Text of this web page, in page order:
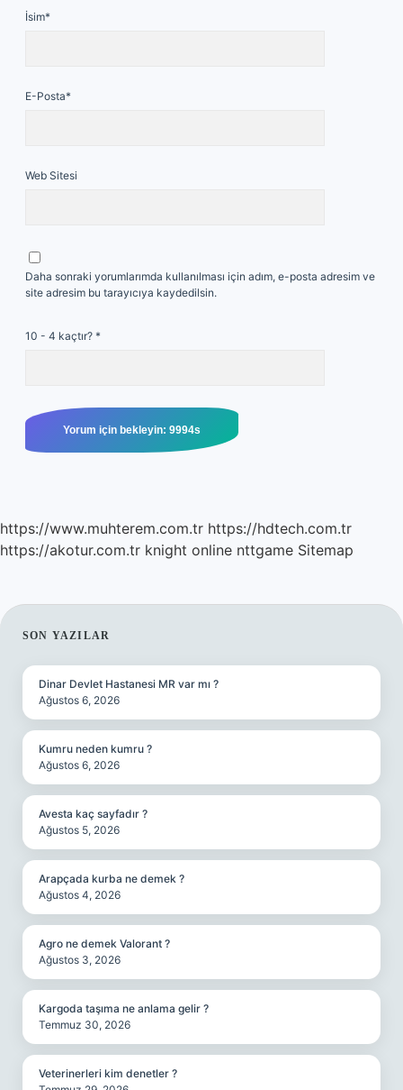
İsim*
E-Posta*
Web Sitesi
Daha sonraki yorumlarımda kullanılması için adım, e-posta adresim ve
site adresim bu tarayıcıya kaydedilsin.
10 - 4 kaçtır? *
https://www.muhterem.com.tr https://hdtech.com.tr
https://akotur.com.tr knight online nttgame Sitemap
SIDEBAR
SON YAZILAR
Dinar Devlet Hastanesi MR var mı ?
Ağustos 6, 2026
Kumru neden kumru ?
Ağustos 6, 2026
Avesta kaç sayfadır ?
Ağustos 5, 2026
Arapçada kurba ne demek ?
Ağustos 4, 2026
Agro ne demek Valorant ?
Ağustos 3, 2026
Kargoda taşıma ne anlama gelir ?
Temmuz 30, 2026
Veterinerleri kim denetler ?